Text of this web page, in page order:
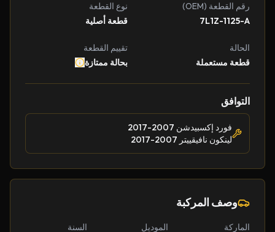
رقم القطعة (OEM)
7L1Z-1125-A
نوع القطعة
قطعة أصلية
الحالة
قطعة مستعملة
تقييم القطعة
بحالة ممتازة
التوافق
فورد إكسبيدشن 2007-2017
لينكون نافيقييتر 2007-2017
وصف المركبة
الماركة الموديل السنة